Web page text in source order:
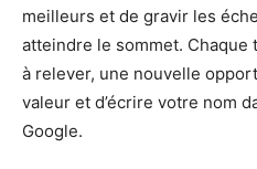
meilleurs et de gravir les
atteindre le sommet.
à relever, une nouvelle
valeur et d’écrire votre nom
Google.